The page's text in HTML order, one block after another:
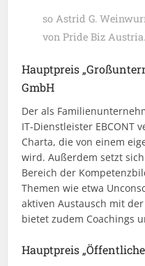
so Astrid G.
von Pride Biz Austria.
Hauptpreis
GmbH
Der als
IT-Dienstleister EBCONT
Charta, die von einem
wird. Außerdem setzt
Bereich der
Themen wie etwa
aktiven Austausch mit
bietet zudem Coachings
Hauptpreis